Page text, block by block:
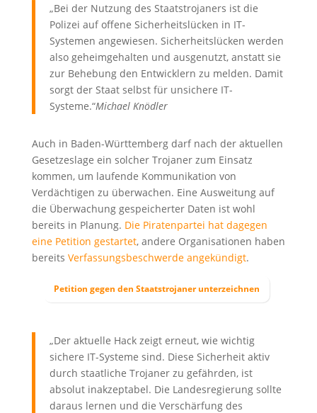
„Bei der Nutzung des Staatstrojaners ist die
Polizei auf offene Sicherheitslücken in IT-
Systemen angewiesen. Sicherheitslücken werden
also geheimgehalten und ausgenutzt, anstatt sie
zur Behebung den Entwicklern zu melden. Damit
sorgt der Staat selbst für unsichere IT-
Systeme.“Michael Knödler
Auch in Baden-Württemberg darf nach der aktuellen
Gesetzeslage ein solcher Trojaner zum Einsatz
kommen, um laufende Kommunikation von
Verdächtigen zu überwachen. Eine Ausweitung auf
die Überwachung gespeicherter Daten ist wohl
bereits in Planung. Die Piratenpartei hat dagegen
eine Petition gestartet, andere Organisationen haben
bereits Verfassungsbeschwerde angekündigt.
Petition gegen den Staatstrojaner unterzeichnen
„Der aktuelle Hack zeigt erneut, wie wichtig
sichere IT-Systeme sind. Diese Sicherheit aktiv
durch staatliche Trojaner zu gefährden, ist
absolut inakzeptabel. Die Landesregierung sollte
daraus lernen und die Verschärfung des